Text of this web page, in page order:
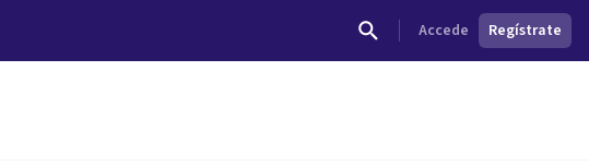
Accede Regístrate